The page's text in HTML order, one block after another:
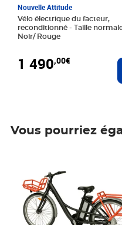
Nouvelle Attitude
Vélo électrique du facteur,
reconditionné - Taille normale -
Noir/ Rouge
1 490,00€
Vous pourriez